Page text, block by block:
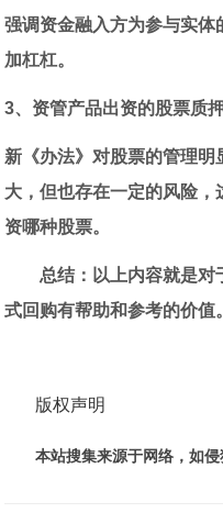
强调资金融入方为参与实
加杠杠。
3、资管产品出资的股票质
新《办法》对股票的管理
大，但也存在一定的风险
资哪种股票。
总结：以上内容就是
式回购有帮助和参考的价值。
版权声明
本站搜集来源于网络，如